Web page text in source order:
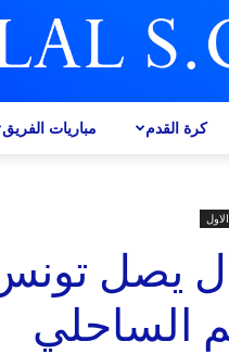
S.C
مباريات الفريق كرة القدم
يصل
الساحلي